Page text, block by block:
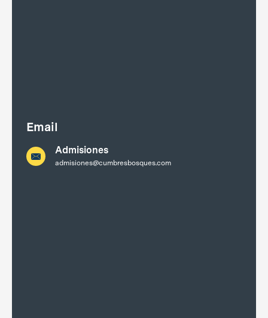
Email
Admisiones
admisiones@cumbresbosques.com